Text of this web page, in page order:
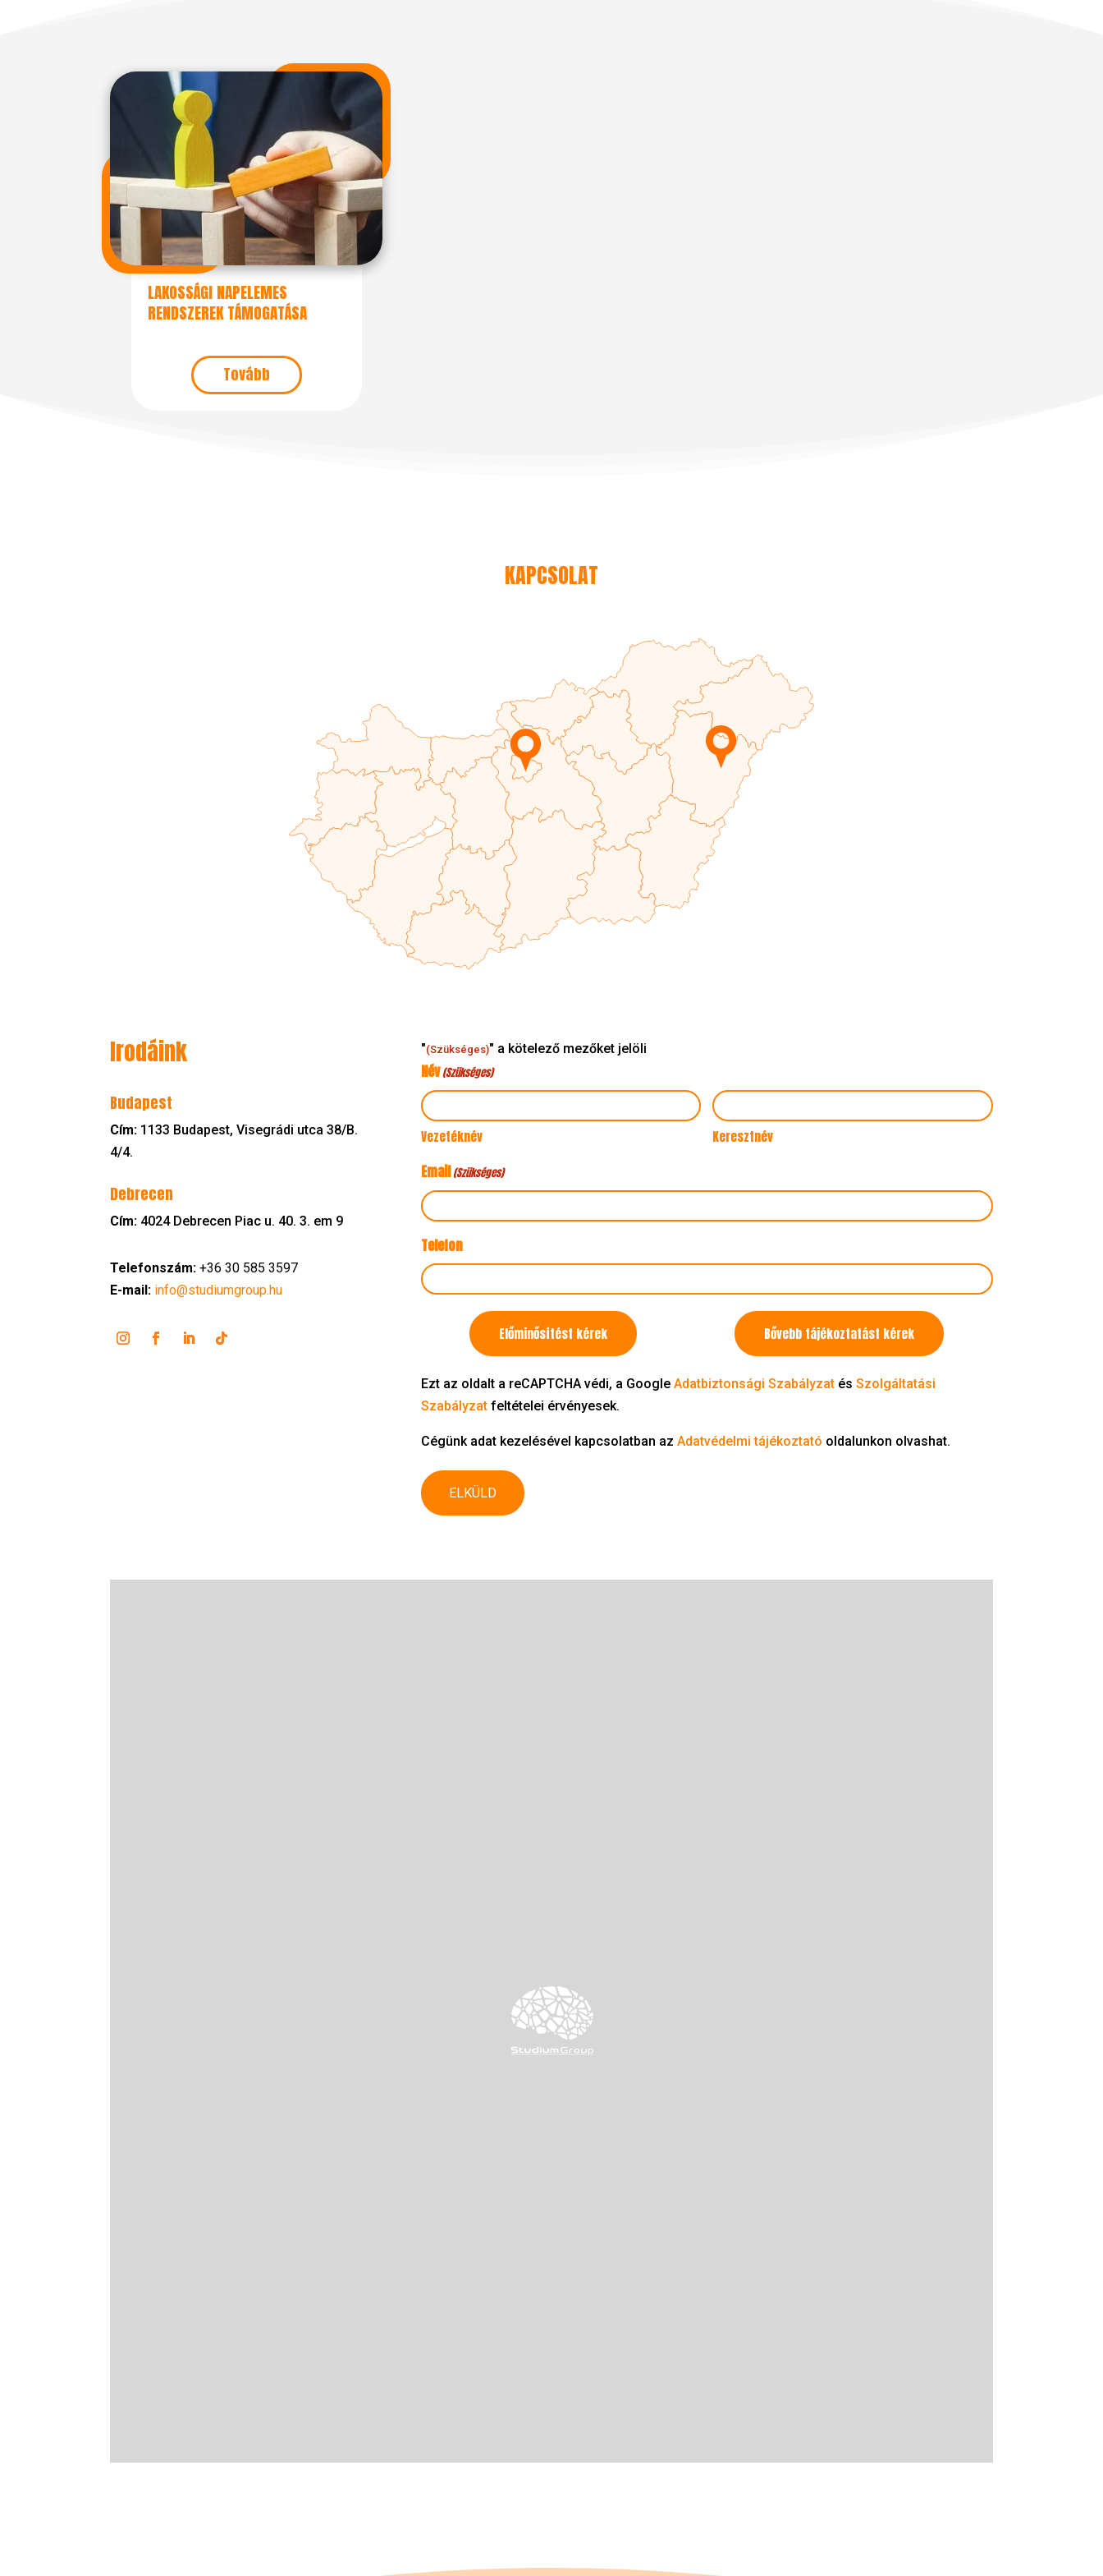
LAKOSSÁGI NAPELEMES
RENDSZEREK TÁMOGATÁSA
Tovább
KAPCSOLAT
Irodáink
Budapest
Cím: 1133 Budapest, Visegrádi utca 38/B.
4/4.
Debrecen
Cím: 4024 Debrecen Piac u. 40. 3. em 9
Telefonszám: +36 30 585 3597
E-mail: info@studiumgroup.hu
"(Szükséges)" a kötelező mezőket jelöli
Név(Szükséges)
Vezetéknév Keresztnév
Email(Szükséges)
Telefon
Kapcsolatfelvétel
Előminősítést kérek Bővebb tájékoztatást kérek
Ezt az oldalt a reCAPTCHA védi, a Google Adatbiztonsági Szabályzatés Szolgáltatási
Szabályzatfeltételei érvényesek.
Cégünk adat kezelésével kapcsolatban az Adatvédelmi tájékoztató oldalunkon olvashat.